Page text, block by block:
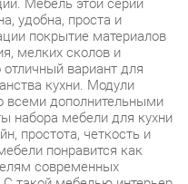
вариант для
кухни. Модули
дополнительными
мебели для кухни
четкость и
понравится как
современных
такой мебелью интерьер
и элегантным. Серия
качественное
и гармоничная кухня
и комфорта в ваш